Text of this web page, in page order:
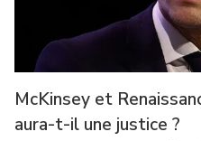
McKinsey et
aura-t-il une justice ?